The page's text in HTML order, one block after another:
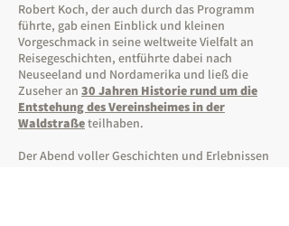
Robert Koch, der auch durch das Programm
führte, gab einen Einblick und kleinen
Vorgeschmack in seine weltweite Vielfalt an
Reisegeschichten, entführte dabei nach
Neuseeland und Nordamerika und ließ die
Zuseher an 30 Jahren Historie rund um die
Entstehung des Vereinsheimes in der
Waldstraßeteilhaben.
Der Abend voller Geschichten und Erlebnissen